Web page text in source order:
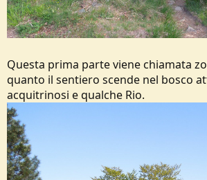
Questa prima parte viene chiamata
quanto il sentiero scende nel bosco
acquitrinosi e qualche Rio.